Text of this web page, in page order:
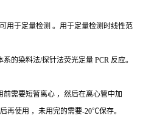
用于定量检测 。用于定量检测时线性范
的染料法/探针法荧光定量 PCR 反应。
前需要短暂离心 ，然后在离心管中加
再使用 ，未用完的需要-20℃保存。